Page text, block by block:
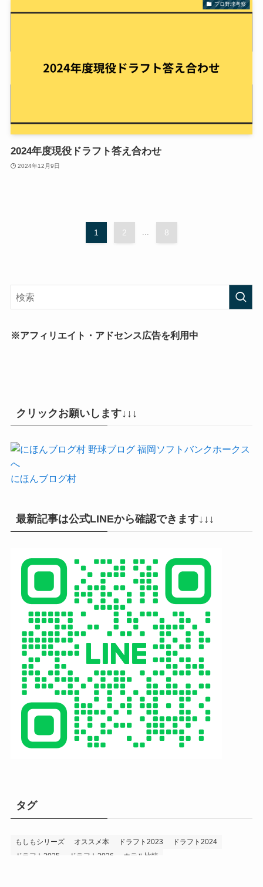
プロ野球考察
2024年度現役ドラフト答え合わせ
2024年12月9日
1 2 ... 8
※アフィリエイト・アドセンス広告を利用中
クリックお願いします↓↓↓
にほんブログ村
最新記事は公式LINEから確認できます↓↓↓
タグ
もしもシリーズ オススメ本 ドラフト2023
ドラフト2024
ドラフト2025
ドラフト2026
ホテル比較